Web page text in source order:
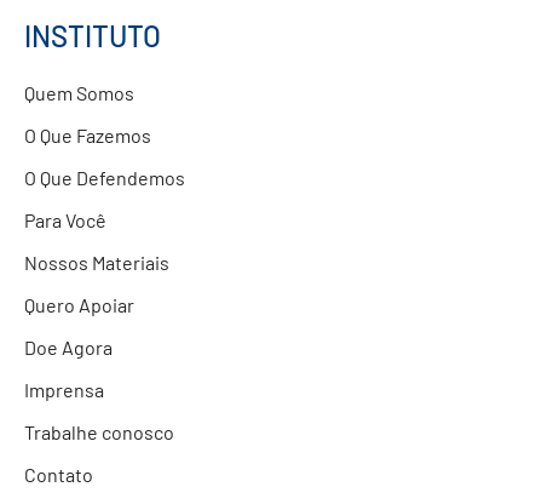
Parcerias com Empresas
INSTITUTO
Quem Somos
O Que Fazemos
O Que Defendemos
Para Você
Nossos Materiais
Quero Apoiar
Doe Agora
Imprensa
Trabalhe conosco
Contato